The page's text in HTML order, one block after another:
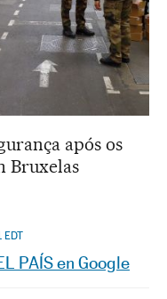
após os
Bruxelas
EDT
Sociales
PAÍS en Google